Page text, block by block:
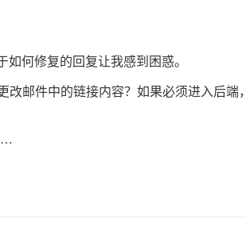
何修复的回复让我感到困惑。
邮件中的链接内容？如果必须进入后端，
…